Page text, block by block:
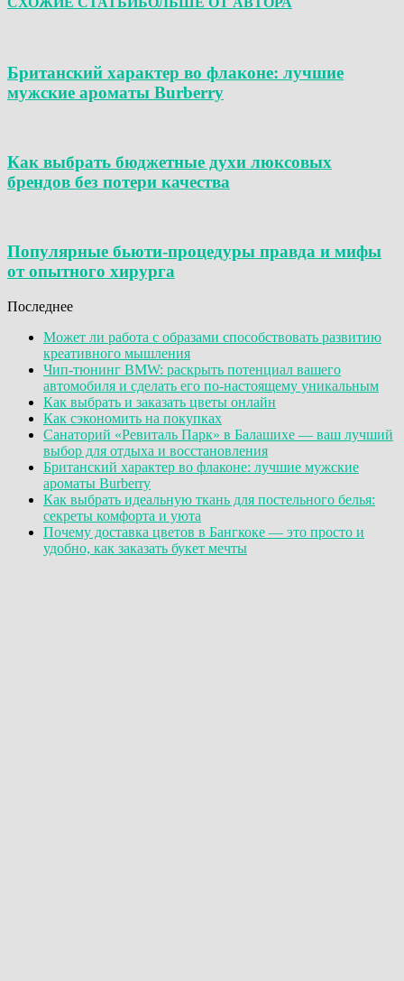
Британский характер во флаконе: лучшие
мужские ароматы Burberry
Как выбрать бюджетные духи люксовых
брендов без потери качества
Популярные бьюти-процедуры правда и мифы
от опытного хирурга
Последнее
Может ли работа с образами способствовать развитию
креативного мышления
Чип-тюнинг BMW: раскрыть потенциал вашего
автомобиля и сделать его по-настоящему уникальным
Как выбрать и заказать цветы онлайн
Как сэкономить на покупках
Санаторий «Ревиталь Парк» в Балашихе — ваш лучший
выбор для отдыха и восстановления
Британский характер во флаконе: лучшие мужские
ароматы Burberry
Как выбрать идеальную ткань для постельного белья:
секреты комфорта и уюта
Почему доставка цветов в Бангкоке — это просто и
удобно, как заказать букет мечты